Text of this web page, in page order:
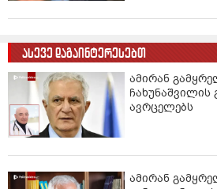
ასევე დაგაინტერესებთ
ამირან
ჩახუნაშვილის
ავრცელებს
ამირან